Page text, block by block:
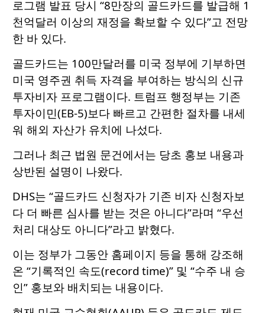
로그램 발표 당시 “8만장의 골드카드를 발급해 1
천억달러 이상의 재정을 확보할 수 있다”고 전망
한 바 있다.
골드카드는 100만달러를 미국 정부에 기부하면
미국 영주권 취득 자격을 부여하는 방식의 신규
투자비자 프로그램이다. 트럼프 행정부는 기존
투자이민(EB-5)보다 빠르고 간편한 절차를 내세
워 해외 자산가 유치에 나섰다.
그러나 최근 법원 문건에서는 당초 홍보 내용과
상반된 설명이 나왔다.
DHS는 “골드카드 신청자가 기존 비자 신청자보
다 더 빠른 심사를 받는 것은 아니다”라며 “우선
처리 대상도 아니다”라고 밝혔다.
이는 정부가 그동안 홈페이지 등을 통해 강조해
온 “기록적인 속도(record time)” 및 “수주 내 승
인” 홍보와 배치되는 내용이다.